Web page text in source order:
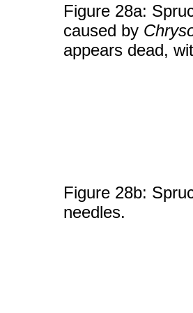
Figure 28a:
caused by
appears dead,
Figure 28b:
needles.